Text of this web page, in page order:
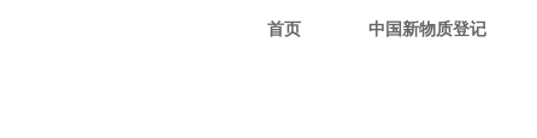
首页 中国新物质登记